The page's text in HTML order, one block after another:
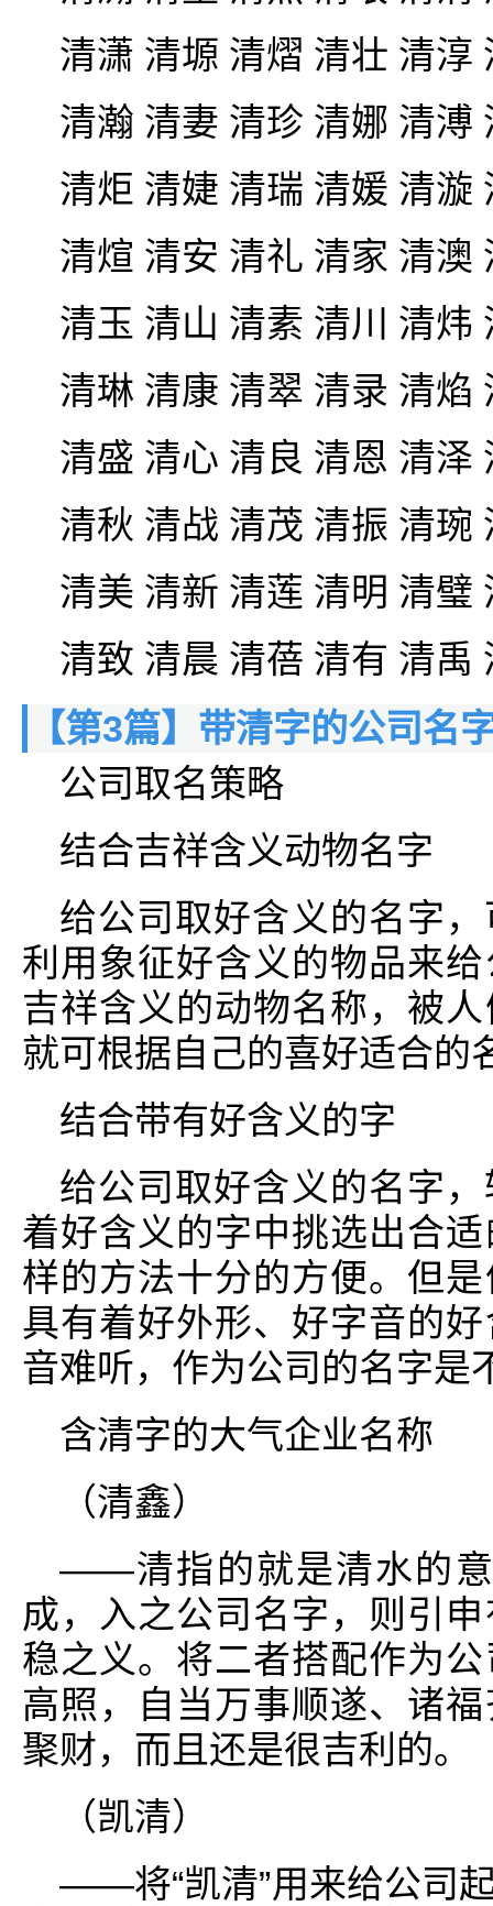
清潇 清塬 清熠 清壮 清淳
清瀚 清妻 清珍 清娜 清溥
清炬 清婕 清瑞 清媛 清漩
清煊 清安 清礼 清家 清澳
清玉 清山 清素 清川 清炜
清琳 清康 清翠 清录 清焰
清盛 清心 清良 清恩 清泽
清秋 清战 清茂 清振 清琬
清美 清新 清莲 清明 清璧
清致 清晨 清蓓 清有 清禹
【第3篇】带清字的公司名
公司取名策略
结合吉祥含义动物名字
给公司取好含义的名字
利用象征好含义的物品来
吉祥含义的动物名称，被
就可根据自己的喜好适合的
结合带有好含义的字
给公司取好含义的名字
着好含义的字中挑选出合
样的方法十分的方便。但
具有着好外形、好字音的
音难听，作为公司的名字是
含清字的大气企业名称
（清鑫）
——清指的就是清水的意
成，入之公司名字，则引
稳之义。将二者搭配作为
高照，自当万事顺遂、诸
聚财，而且还是很吉利的。
（凯清）
——将“凯清”用来给公司